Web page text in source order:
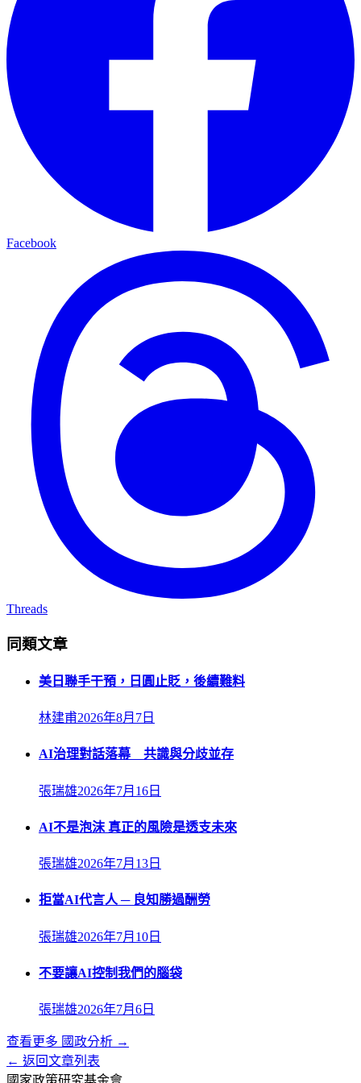
Facebook
Threads
同類文章
美日聯手干預，日圓止貶，後續難料
林建甫2026年8月7日
AI治理對話落幕 共識與分歧並存
張瑞雄2026年7月16日
AI不是泡沫 真正的風險是透支未來
張瑞雄2026年7月13日
拒當AI代言人 ─ 良知勝過酬勞
張瑞雄2026年7月10日
不要讓AI控制我們的腦袋
張瑞雄2026年7月6日
查看更多 國政分析 →
← 返回文章列表